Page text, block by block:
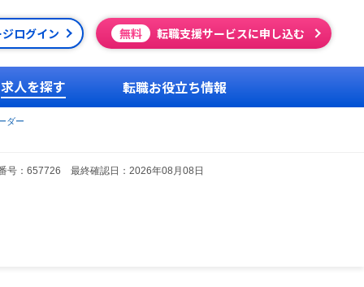
ログイン 無料 転職支援サービスに申し込む
求人を探す 転職お役立ち情報
ダー
号：657726 最終確認日：2026年08月08日